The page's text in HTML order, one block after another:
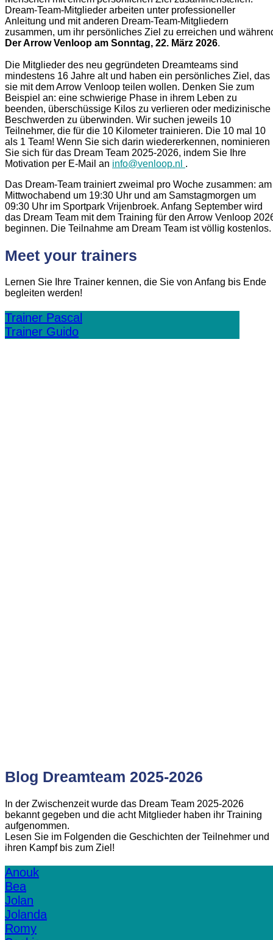
Dream-Team-Mitglieder arbeiten unter professioneller
Anleitung und mit anderen Dream-Team-Mitgliedern
zusammen, um ihr persönliches Ziel zu erreichen und
Der Arrow Venloop am Sonntag, 22. März 2026.
Die Mitglieder des neu gegründeten Dreamteams sind
mindestens 16 Jahre alt und haben ein persönliches Ziel, das
sie mit dem Arrow Venloop teilen wollen. Denken Sie zum
Beispiel an: eine schwierige Phase in ihrem Leben zu
beenden, überschüssige Kilos zu verlieren oder medizinische
Beschwerden zu überwinden. Wir suchen jeweils 10
Teilnehmer, die für die 10 Kilometer trainieren. Die 10 mal 10
als 1 Team! Wenn Sie sich darin wiedererkennen, nominieren
Sie sich für das Dream Team 2025-2026, indem Sie Ihre
Motivation per E-Mail an info@venloop.nl .
Das Dream-Team trainiert zweimal pro Woche zusammen: am
Mittwochabend um 19:30 Uhr und am Samstagmorgen um
09:30 Uhr im Sportpark Vrijenbroek. Anfang September wird
das Dream Team mit dem Training für den Arrow Venloop
beginnen. Die Teilnahme am Dream Team ist völlig kostenlos.
Meet your trainers
Lernen Sie Ihre Trainer kennen, die Sie von Anfang bis Ende
begleiten werden!
Trainer Pascal
Trainer Guido
Blog Dreamteam 2025-2026
In der Zwischenzeit wurde das Dream Team 2025-2026
bekannt gegeben und die acht Mitglieder haben ihr Training
aufgenommen.
Lesen Sie im Folgenden die Geschichten der Teilnehmer und
ihren Kampf bis zum Ziel!
Anouk
Bea
Jolan
Jolanda
Romy